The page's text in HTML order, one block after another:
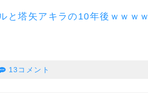
と塔矢アキラの10年後ｗｗｗｗ
13コメント